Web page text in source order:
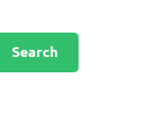
Search